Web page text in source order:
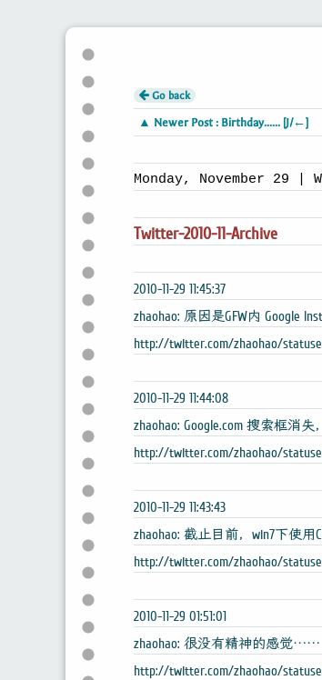
Go back
▲ Newer Post : Birthday...... [J/←]
Monday, November 29 |
Twitter-2010-11-Archive
2010-11-29 11:45:37
zhaohao: 原因是GFW内 Google
http://twitter.com/zhaohao/
2010-11-29 11:44:08
zhaohao: Google.com 搜索框消
http://twitter.com/zhaohao/
2010-11-29 11:43:43
zhaohao: 截止目前，win7下使
http://twitter.com/zhaohao/
2010-11-29 01:51:01
zhaohao: 很没有精神的感觉……
http://twitter.com/zhaohao/